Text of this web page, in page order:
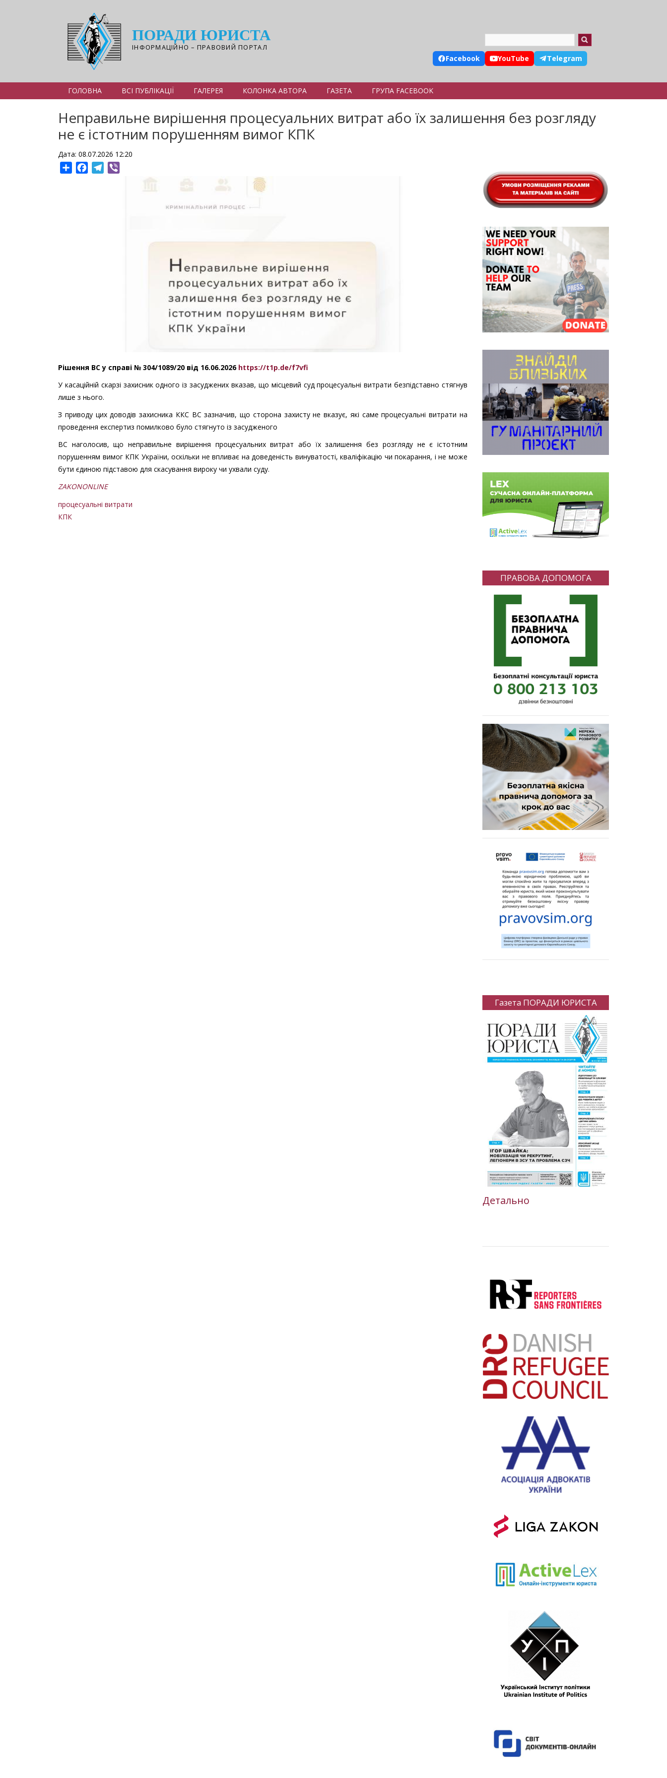
ПОРАДИ ЮРИСТА
ІНФОРМАЦІЙНО – ПРАВОВИЙ ПОРТАЛ
Facebook YouTube Telegram
ГОЛОВНА ВСІ ПУБЛІКАЦІЇ ГАЛЕРЕЯ КОЛОНКА АВТОРА ГАЗЕТА ГРУПА FACEBOOK
Неправильне вирішення процесуальних витрат або їх залишення без розгляду
не є істотним порушенням вимог КПК
Дата: 08.07.2026 12:20
ShareFacebookTelegram
Рішення ВС у справі № 304/1089/20 від 16.06.2026 https://t1p.de/f7vfi
У касаційній скарзі захисник одного із засуджених вказав, що місцевий суд процесуальні витрати безпідставно стягнув
лише з нього.
З приводу цих доводів захисника ККС ВС зазначив, що сторона захисту не вказує, які саме процесуальні витрати на
проведення експертиз помилково було стягнуто із засудженого
ВС наголосив, що неправильне вирішення процесуальних витрат або їх залишення без розгляду не є істотним
порушенням вимог КПК України, оскільки не впливає на доведеність винуватості, кваліфікацію чи покарання, і не може
бути єдиною підставою для скасування вироку чи ухвали суду.
ZAKONONLINE
процесуальні витрати
КПК
ПРАВОВА ДОПОМОГА
Газета ПОРАДИ ЮРИСТА
Детально